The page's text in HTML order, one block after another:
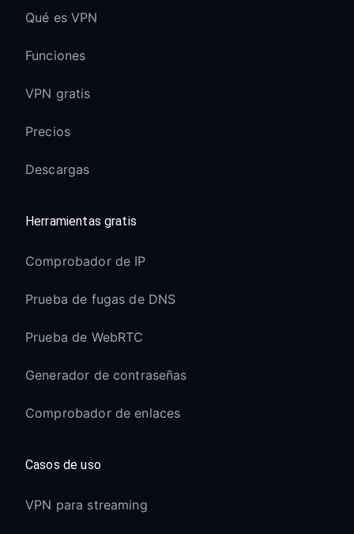
Qué es VPN
Funciones
VPN gratis
Precios
Descargas
Herramientas gratis
Comprobador de IP
Prueba de fugas de DNS
Prueba de WebRTC
Generador de contraseñas
Comprobador de enlaces
Casos de uso
VPN para streaming